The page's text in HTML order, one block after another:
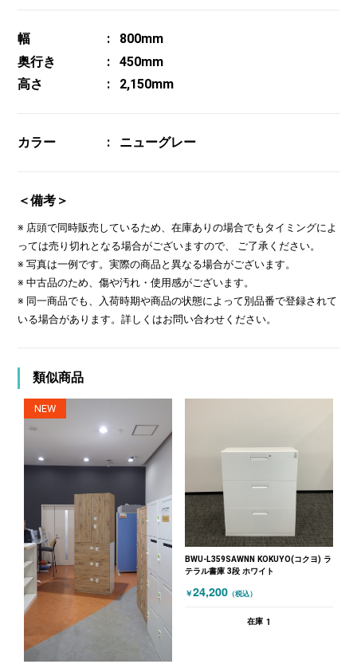
幅
800mm
奥行き
450mm
高さ
2,150mm
カラー ニューグレー
＜備考＞
※ 店頭で同時販売しているため、在庫ありの場合でもタイミングによ
っては売り切れとなる場合がございますので、 ご了承ください。
※ 写真は一例です。実際の商品と異なる場合がございます。
※ 中古品のため、傷や汚れ・使用感がございます。
※ 同一商品でも、入荷時期や商品の状態によって別品番で登録されて
いる場合があります。詳しくはお問い合わせください。
類似商品
NEW
BWU-L359SAWNN KOKUYO(コクヨ) ラ
テラル書庫 3段 ホワイト
￥24,200 （税込）
在庫 1